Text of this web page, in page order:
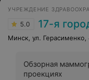
персонал может
адрес пациентов.
по номеру указанному
затруднительно. Так
болейте и удачи в
УЧРЕЖДЕНИЕ
5.0 17-я городская
Минск, ул. Герасименко,
Обзорная
проекциях